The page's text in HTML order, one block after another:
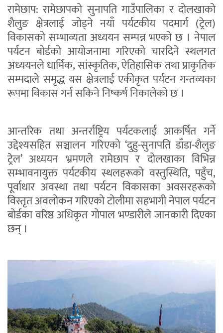
रामेछाप: रामेछापको सुनापति गाउँपालिका र दोलखाको
शैलुङ क्षेत्रलाई जोड्ने नयाँ पर्यटकीय पदमार्ग (ट्रेल)
विकासको सम्भाव्यता अध्ययन सम्पन्न भएको छ । नेपाल
पर्यटन बोर्डको आयोजनामा गरिएको चारदिने स्थलगत
अध्ययनले धार्मिक, सांस्कृतिक, ऐतिहासिक तथा प्राकृतिक
सम्पदाले समृद्ध यस क्षेत्रलाई एकीकृत पर्यटन गन्तव्यका
रूपमा विकास गर्न सकिने निष्कर्ष निकालेको छ ।
आन्तरिक तथा अन्तर्राष्ट्रिय पर्यटकलाई आकर्षित गर्ने
उद्देश्यसहित सञ्चालन गरिएको ‘दुहु-सुनापति डाँडा-शैलुङ
ट्रेल’ अध्ययन भ्रमणले रामेछाप र दोलखाका विभिन्न
सम्भावनायुक्त पर्यटकीय स्थलहरूको वस्तुस्थिति, पहुँच,
पूर्वाधार अवस्था तथा पर्यटन विकासका अवसरहरूको
विस्तृत अवलोकन गरिएको टोलीमा सहभागी नेपाल पर्यटन
बोर्डका वरिष्ठ अधिकृत गोपाल भण्डारीले जानकारी दिएका
छन् ।